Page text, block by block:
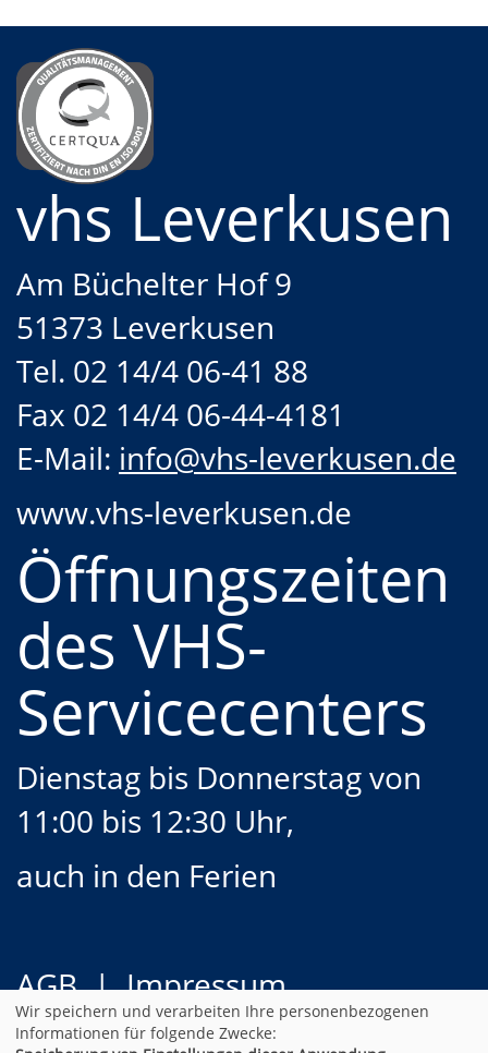
vhs Leverkusen
Am Büchelter Hof 9
51373 Leverkusen
Tel. 02 14/4 06-41 88
Fax 02 14/4 06-44-4181
E-Mail: info@vhs-leverkusen.de
www.vhs-leverkusen.de
Öffnungszeiten
des VHS-
Servicecenters
Dienstag bis Donnerstag von
11:00 bis 12:30 Uhr,
auch in den Ferien
AGB
Impressum
Datenschutz
Widerruf
Wir speichern und verarbeiten Ihre personenbezogenen
Informationen für folgende Zwecke: